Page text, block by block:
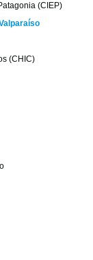
(CIEP)
(CHIC)